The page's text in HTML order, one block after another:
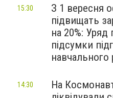
З 1 вересня
підвищать
на 20%: Уряд
підсумки
навчального
15:30
На
14:30